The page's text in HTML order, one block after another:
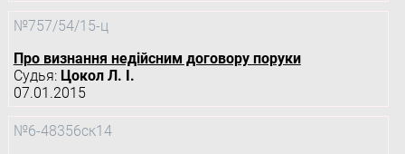
№757/54/15-ц
Про визнання недійсним договору поруки
Судья: Цокол Л. І.
07.01.2015
№6-48356ск14